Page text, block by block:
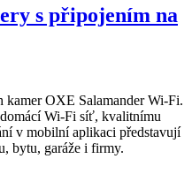
s připojením na
kamer OXE Salamander Wi-Fi.
Wi-Fi síť, kvalitnímu
v mobilní aplikaci představují
bytu, garáže i firmy.